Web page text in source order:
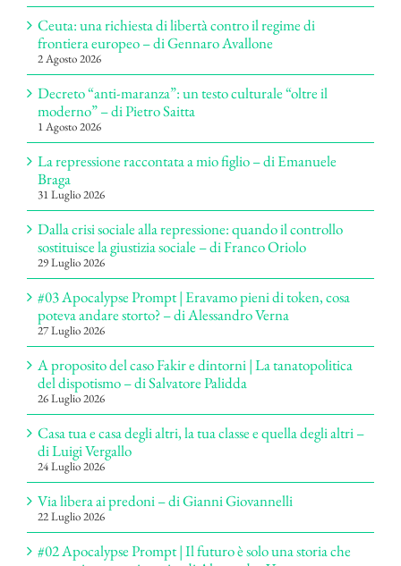
Ceuta: una richiesta di libertà contro il regime di
frontiera europeo – di Gennaro Avallone
2 Agosto 2026
Decreto “anti-maranza”: un testo culturale “oltre il
moderno” – di Pietro Saitta
1 Agosto 2026
La repressione raccontata a mio figlio – di Emanuele
Braga
31 Luglio 2026
Dalla crisi sociale alla repressione: quando il controllo
sostituisce la giustizia sociale – di Franco Oriolo
29 Luglio 2026
#03 Apocalypse Prompt | Eravamo pieni di token, cosa
poteva andare storto? – di Alessandro Verna
27 Luglio 2026
A proposito del caso Fakir e dintorni | La tanatopolitica
del dispotismo – di Salvatore Palidda
26 Luglio 2026
Casa tua e casa degli altri, la tua classe e quella degli altri –
di Luigi Vergallo
24 Luglio 2026
Via libera ai predoni – di Gianni Giovannelli
22 Luglio 2026
#02 Apocalypse Prompt | Il futuro è solo una storia che